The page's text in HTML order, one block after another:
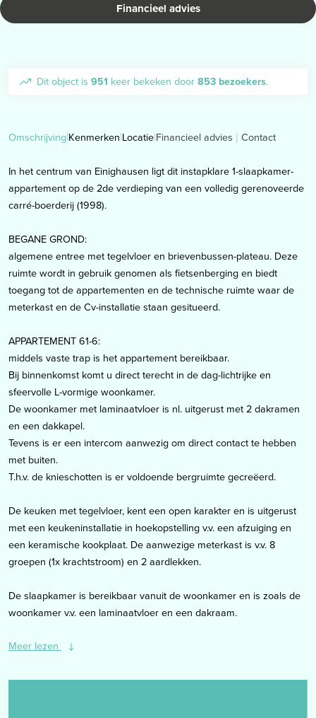
Financieel advies
Dit object is 951 keer bekeken door853 bezoekers.
OmschrijvingKenmerken LocatieFinancieel advies Contact
In het centrum van Einighausen ligt dit instapklare 1-slaapkamer-
appartement op de 2de verdieping van een volledig gerenoveerde
carré-boerderij (1998).
BEGANE GROND:
algemene entree met tegelvloer en brievenbussen-plateau. Deze
ruimte wordt in gebruik genomen als fietsenberging en biedt
toegang tot de appartementen en de technische ruimte waar de
meterkast en de Cv-installatie staan gesitueerd.
APPARTEMENT 61-6:
middels vaste trap is het appartement bereikbaar.
Bij binnenkomst komt u direct terecht in de dag-lichtrijke en
sfeervolle L-vormige woonkamer.
De woonkamer met laminaatvloer is nl. uitgerust met 2 dakramen
en een dakkapel.
Tevens is er een intercom aanwezig om direct contact te hebben
met buiten.
T.h.v. de knieschotten is er voldoende bergruimte gecreëerd.
De keuken met tegelvloer, kent een open karakter en is uitgerust
met een keukeninstallatie in hoekopstelling v.v. een afzuiging en
een keramische kookplaat. De aanwezige meterkast is v.v. 8
groepen (1x krachtstroom) en 2 aardlekken.
De slaapkamer is bereikbaar vanuit de woonkamer en is zoals de
woonkamer v.v. een laminaatvloer en een dakraam.
Middels de keuken is de geheel betegelde badkamer bereikbaar
glazen douchewand en een staand closet.
Meer lezen